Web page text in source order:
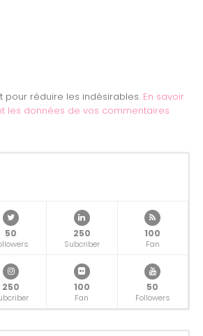
pour réduire les indésirables. En savoir
les données de vos commentaires
50 250
Subcriber
100
Fan
250 100
Fan
50
Followers